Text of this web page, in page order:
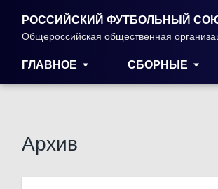
РОССИЙСКИЙ ФУТБОЛЬНЫЙ
Общероссийская общественная
ГЛАВНОЕ СБОРНЫЕ
Архив